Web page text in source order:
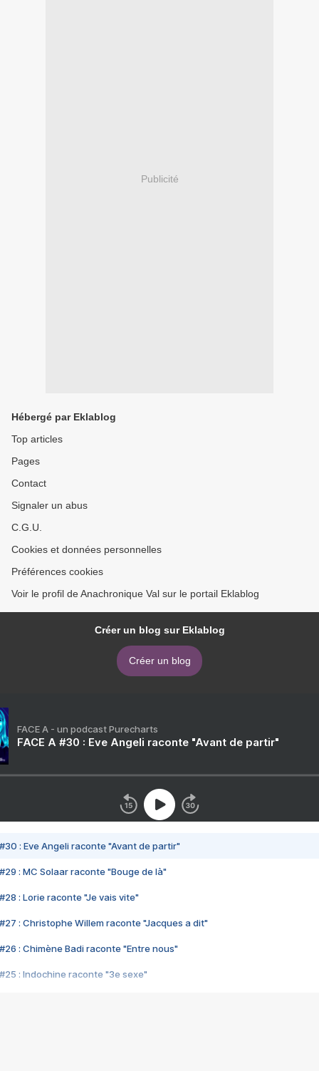
Publicité
Hébergé par Eklablog
Top articles
Pages
Contact
Signaler un abus
C.G.U.
Cookies et données personnelles
Préférences cookies
Voir le profil de Anachronique Val sur le portail Eklablog
Créer un blog sur Eklablog
Créer un blog
FACE A - un podcast Purecharts
FACE A #30 : Eve Angeli raconte "Avant de partir"
#30 : Eve Angeli raconte "Avant de partir"
#29 : MC Solaar raconte "Bouge de là"
#28 : Lorie raconte "Je vais vite"
#27 : Christophe Willem raconte "Jacques a dit"
#26 : Chimène Badi raconte "Entre nous"
#25 : Indochine raconte "3e sexe"